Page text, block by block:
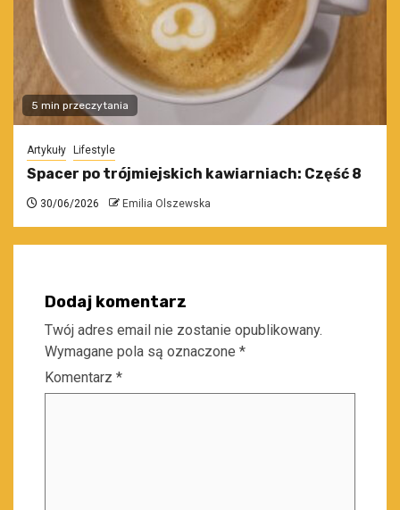
5 min przeczytania
Artykuły Lifestyle
Spacer po trójmiejskich kawiarniach: Część 8
30/06/2026 Emilia Olszewska
Dodaj komentarz
Twój adres email nie zostanie opublikowany.
Wymagane pola są oznaczone *
Komentarz *